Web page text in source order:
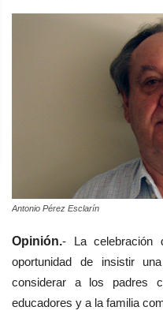
Antonio Pérez Esclarín
Opinión.- La
oportunidad de insistir
considerar a los padres
educadores y a la familia